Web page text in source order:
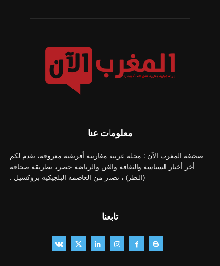
معلومات عنا
صحيفة المغرب الآن : مجلة عربية مغاربية أفريقية معروفة، تقدم لكم
أخر أخبار السياسة والثقافة والفن والرياضة حصريا بطريقة صحافة
(النظر) ، تصدر من العاصمة البلجيكية بروكسيل .
تابعنا